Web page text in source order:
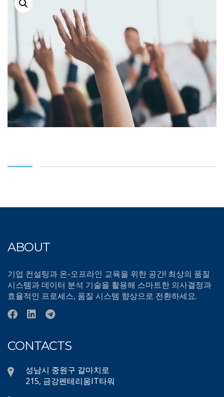
ABOUT
기업 컨설팅과 온-오프라인 교육을 위한 공간! 최상의 품질
시스템과 데이터 분석 기술을 활용해 스마트한 의사결정과
효율적인 프로세스, 품질 시스템 향상으로 전환하세요.
CONTACTS
성남시 중원구 갈마치로
215, 금강펜테리움IT타워